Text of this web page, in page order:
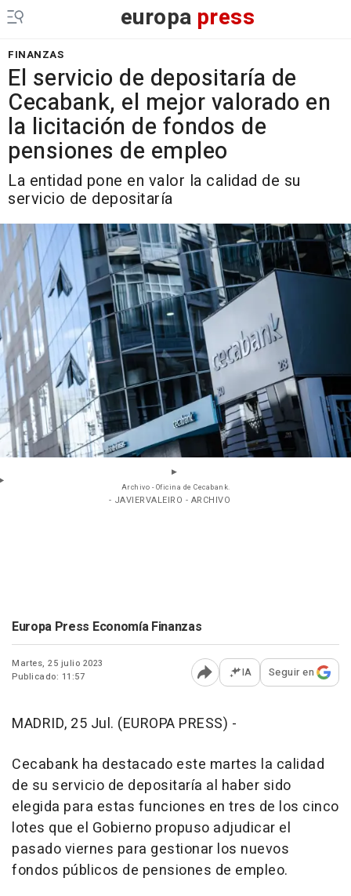
europa press
FINANZAS
El servicio de depositaría de
Cecabank, el mejor valorado en
la licitación de fondos de
pensiones de empleo
La entidad pone en valor la calidad de su
servicio de depositaría
Archivo - Oficina de Cecabank.
- JAVIERVALEIRO - ARCHIVO
Europa Press Economía Finanzas
Martes, 25 julio 2023
Publicado: 11:57
Abrir opciones para
IA Seguir en
MADRID, 25 Jul. (EUROPA PRESS) -
Cecabank ha destacado este martes la calidad
de su servicio de depositaría al haber sido
elegida para estas funciones en tres de los cinco
lotes que el Gobierno propuso adjudicar el
pasado viernes para gestionar los nuevos
fondos públicos de pensiones de empleo.